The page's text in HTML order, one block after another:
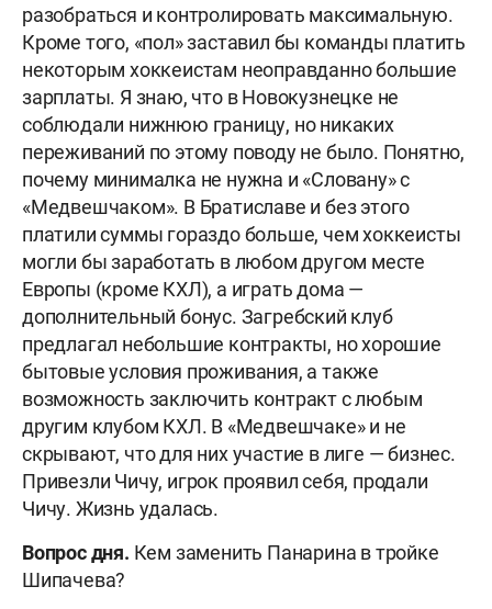
разобраться и контролировать максимальную.
Кроме того, «пол» заставил бы команды платить
некоторым хоккеистам неоправданно большие
зарплаты. Я знаю, что в Новокузнецке не
соблюдали нижнюю границу, но никаких
переживаний по этому поводу не было. Понятно,
почему минималка не нужна и «Словану» с
«Медвешчаком». В Братиславе и без этого
платили суммы гораздо больше, чем хоккеисты
могли бы заработать в любом другом месте
Европы (кроме КХЛ), а играть дома —
дополнительный бонус. Загребский клуб
предлагал небольшие контракты, но хорошие
бытовые условия проживания, а также
возможность заключить контракт с любым
другим клубом КХЛ. В «Медвешчаке» и не
скрывают, что для них участие в лиге — бизнес.
Привезли Чичу, игрок проявил себя, продали
Чичу. Жизнь удалась.
Вопрос дня. Кем заменить Панарина в тройке
Шипачева?